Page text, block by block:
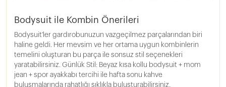
Bodysuit ile Kombin Önerileri
Bodysuit'ler gardırobunuzun vazgeçilmez parçalarından biri
haline geldi. Her mevsim ve her ortama uygun kombinlerin
temelini oluşturan bu parça ile sonsuz stil seçenekleri
yaratabilirsiniz. Günlük Stil: Beyaz kısa kollu bodysuit + mom
jean + spor ayakkabı tercihi ile hafta sonu kahve
buluşmalarında rahatlığı şıklıkla buluşturabilirsiniz.